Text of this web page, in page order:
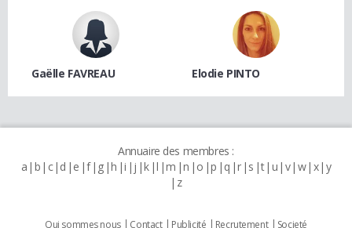
Gaëlle FAVREAU Elodie PINTO
Annuaire des membres :
a b c d e f g h i j k l m n o p q r s t u v w x y
z
Qui sommes nous Contact Publicité Recrutement Societé